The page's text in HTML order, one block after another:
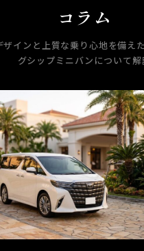
コラム
インと上質な乗り心地を備え
グシップミニバンについて解